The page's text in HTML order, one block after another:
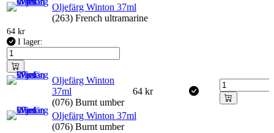
Oljefärg Winton 37ml
(263) French ultramarine
64 kr
I lager:
Oljefärg Winton
37ml
(076) Burnt umber
64 kr
Oljefärg Winton 37ml
(076) Burnt umber